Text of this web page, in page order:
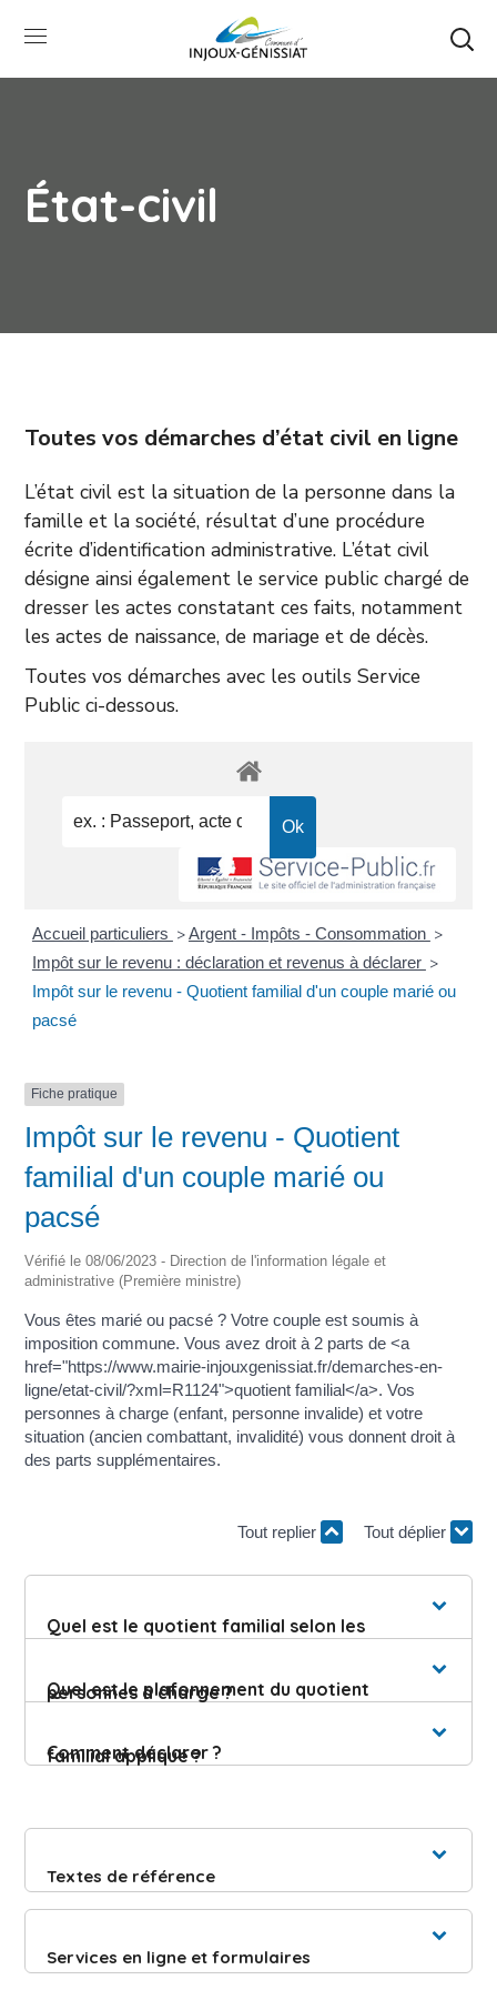
État-civil
Toutes vos démarches d’état civil en ligne
L’état civil est la situation de la personne dans la
famille et la société, résultat d’une procédure
écrite d’identification administrative. L’état civil
désigne ainsi également le service public chargé de
dresser les actes constatant ces faits, notamment
les actes de naissance, de mariage et de décès.
Toutes vos démarches avec les outils Service
Public ci-dessous.
Accueil particuliers >Argent - Impôts - Consommation >
Impôt sur le revenu : déclaration et revenus à déclarer >
Impôt sur le revenu - Quotient familial d'un couple marié ou
pacsé
Fiche pratique
Impôt sur le revenu - Quotient
familial d'un couple marié ou
pacsé
Vérifié le 08/06/2023 - Direction de l'information légale et
administrative (Première ministre)
Vous êtes marié ou pacsé ? Votre couple est soumis à
imposition commune. Vous avez droit à 2 parts de <a
href="https://www.mairie-injouxgenissiat.fr/demarches-en-
ligne/etat-civil/?xml=R1124">quotient familial</a>. Vos
personnes à charge (enfant, personne invalide) et votre
situation (ancien combattant, invalidité) vous donnent droit à
des parts supplémentaires.
Tout replier Tout déplier
Quel est le quotient familial selon les
personnes à charge ?
Quel est le plafonnement du quotient
familial appliqué ?
Comment déclarer ?
Textes de référence
Services en ligne et formulaires